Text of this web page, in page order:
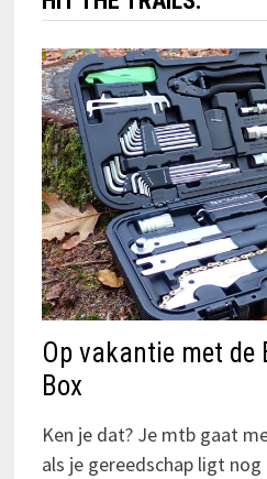
Op vakantie met de
Box
Ken je dat? Je mtb gaat
als je gereedschap ligt